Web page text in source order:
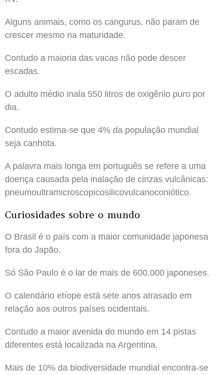
Alguns animais, como os cangurus, não param de
crescer mesmo na maturidade.
Contudo a maioria das vacas não pode descer
escadas.
O adulto médio inala 550 litros de oxigênio puro por
dia.
Contudo estima-se que 4% da população mundial
seja canhota.
A palavra mais longa em português se refere a uma
doença causada pela inalação de cinzas vulcânicas:
pneumoultramicroscopicosilicovulcanoconiótico.
Curiosidades sobre o mundo
O Brasil é o país com a maior comunidade japonesa
fora do Japão.
Só São Paulo é o lar de mais de 600.000 japoneses.
O calendário etíope está sete anos atrasado em
relação aos outros países ocidentais.
Contudo a maior avenida do mundo em 14 pistas
diferentes está localizada na Argentina.
Mais de 10% da biodiversidade mundial encontra-se